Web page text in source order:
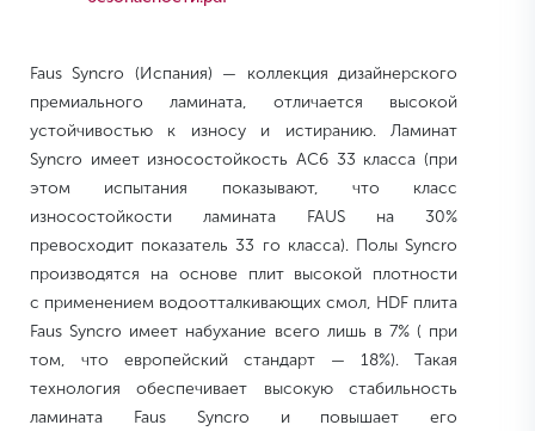
Faus Syncro (Испания) — коллекция дизайнерского
премиального ламината, отличается высокой
устойчивостью к износу и истиранию. Ламинат
Syncro имеет износостойкость AC6 33 класса (при
этом испытания показывают, что класс
износостойкости ламината FAUS на 30%
превосходит показатель 33 го класса). Полы Syncro
производятся на основе плит высокой плотности
с применением водоотталкивающих смол, HDF плита
Faus Syncro имеет набухание всего лишь в 7% ( при
том, что европейский стандарт — 18%). Такая
технология обеспечивает высокую стабильность
ламината Faus Syncro и повышает его